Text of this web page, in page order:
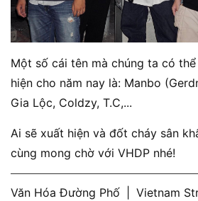
Một số cái tên mà chúng ta có
hiện cho năm nay là: Manbo
Gia Lộc, Coldzy, T.C,...
Ai sẽ xuất hiện và đốt cháy sân
cùng mong chờ với VHDP nhé!
Văn Hóa Đường Phố
Vietnam